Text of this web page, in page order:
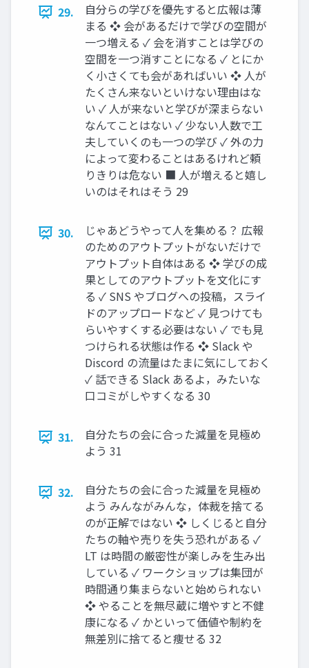
29.
自分らの学びを優先すると広報は薄
まる ❖ 会があるだけで学びの空間が
一つ増える ✓ 会を消すことは学びの
空間を一つ消すことになる ✓ とにか
く小さくても会があればいい ❖ 人が
たくさん来ないといけない理由はな
い ✓ 人が来ないと学びが深まらない
なんてことはない ✓ 少ない人数で工
夫していくのも一つの学び ✓ 外の力
によって変わることはあるけれど頼
りきりは危ない ■ 人が増えると嬉し
いのはそれはそう 29
30.
じゃあどうやって人を集める？ 広報
のためのアウトプットがないだけで
アウトプット自体はある ❖ 学びの成
果としてのアウトプットを文化にす
る ✓ SNS やブログへの投稿，スライ
ドのアップロードなど ✓ 見つけても
らいやすくする必要はない ✓ でも見
つけられる状態は作る ❖ Slack や
Discord の流量はたまに気にしておく
✓ 話できる Slack あるよ，みたいな
口コミがしやすくなる 30
31.
自分たちの会に合った減量を見極め
よう 31
32.
自分たちの会に合った減量を見極め
よう みんながみんな，体裁を捨てる
のが正解ではない ❖ しくじると自分
たちの軸や売りを失う恐れがある ✓
LT は時間の厳密性が楽しみを生み出
している ✓ ワークショップは集団が
時間通り集まらないと始められない
❖ やることを無尽蔵に増やすと不健
康になる ✓ かといって価値や制約を
無差別に捨てると痩せる 32